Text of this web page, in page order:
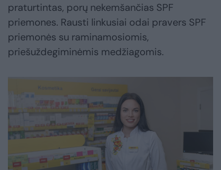
praturtintas, porų nekemšančias SPF
priemones. Rausti linkusiai odai pravers SPF
priemonės su raminamosiomis,
priešuždegiminėmis medžiagomis.